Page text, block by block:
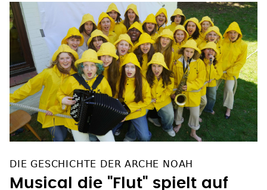
DIE GESCHICHTE DER ARCHE NOAH
Musical die "Flut" spielt auf